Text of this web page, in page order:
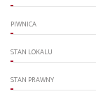
PIWNICA
STAN LOKALU
STAN PRAWNY